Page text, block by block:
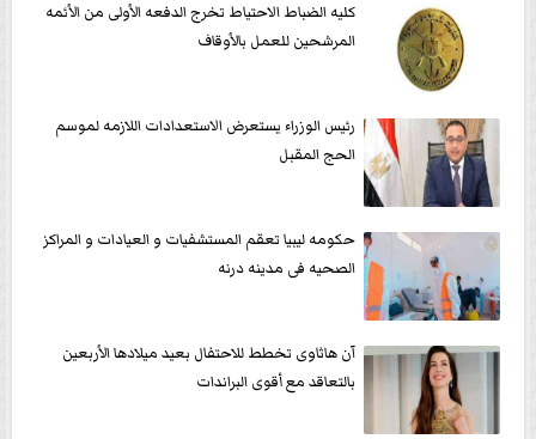
كليه الضباط الاحتياط تخرج الدفعه الأولى من الأئمه
المرشحين للعمل بالأوقاف
رئيس الوزراء يستعرض الاستعدادات اللازمه لموسم
الحج المقبل
حكومه ليبيا تعقم المستشفيات و العيادات و المراكز
الصحيه فى مدينه درنه
آن هاثاوى تخطط للاحتفال بعيد ميلادها الأربعين
بالتعاقد مع أقوى البراندات